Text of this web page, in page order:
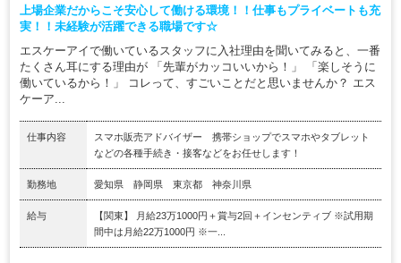
上場企業だからこそ安心して働ける環境！！仕事もプライベートも充
実！！未経験が活躍できる職場です☆
エスケーアイで働いているスタッフに入社理由を聞いてみると、一番
たくさん耳にする理由が 「先輩がカッコいいから！」 「楽しそうに
働いているから！」 コレって、すごいことだと思いませんか？ エス
ケーア...
仕事内容
スマホ販売アドバイザー 携帯ショップでスマホやタブレット
などの各種手続き・接客などをお任せします！
勤務地 愛知県 静岡県 東京都 神奈川県
給与
【関東】 月給23万1000円＋賞与2回＋インセンティブ ※試用期
間中は月給22万1000円 ※一...